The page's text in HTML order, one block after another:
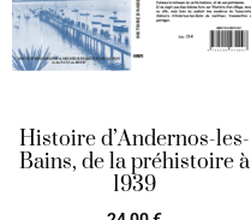
Histoire d’Andernos-les-
Bains, de la préhistoire à
1939